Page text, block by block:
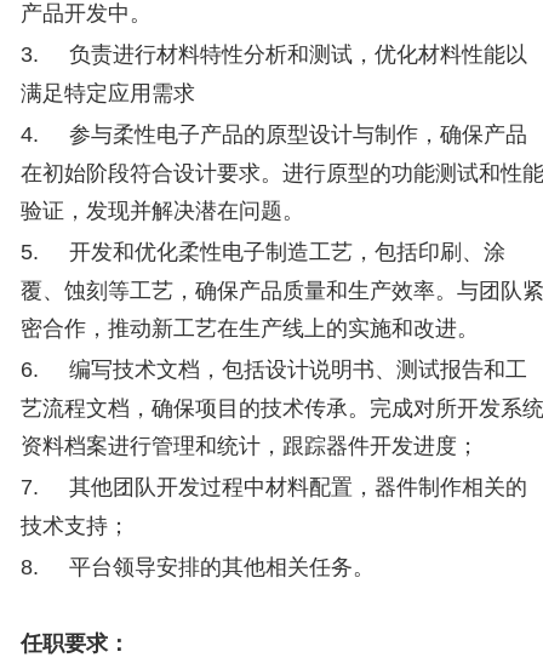
产品开发中。
3.
负责进行材料特性分析和测试，优化材料性能以
满足特定应用需求
4.
参与柔性电子产品的原型设计与制作，确保产品
在初始阶段符合设计要求。进行原型的功能测试和性能
验证，发现并解决潜在问题。
5.
开发和优化柔性电子制造工艺，包括印刷、涂
覆、蚀刻等工艺，确保产品质量和生产效率。与团队紧
密合作，推动新工艺在生产线上的实施和改进。
6.
编写技术文档，包括设计说明书、测试报告和工
艺流程文档，确保项目的技术传承。完成对所开发系统
资料档案进行管理和统计，跟踪器件开发进度；
7.
其他团队开发过程中材料配置，器件制作相关的
技术支持；
8.
平台领导安排的其他相关任务。
任职要求：